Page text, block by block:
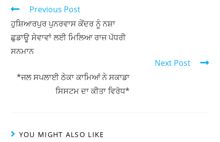
s
A
p
p
e
b
o
k
er
Previous Post
ਹੁਸ਼ਿਆਰਪੁਰ ਪੁਨਰਵਾਸ ਕੇਂਦਰ ਨੂੰ ਨਸ਼ਾ
ਛੁਡਾਊ ਸੇਵਾਵਾਂ ਲਈ ਮਿਲਿਆ ਰਾਜ ਪੱਧਰੀ
ਸਨਮਾਨ
Next Post
*ਜਲ ਸਪਲਾਈ ਠੇਕਾ ਕਾਮਿਆਂ ਨੇ ਸਕਾਡਾ
ਸਿਸਟਮ ਦਾ ਕੀਤਾ ਵਿਰੋਧ*
YOU MIGHT ALSO LIKE